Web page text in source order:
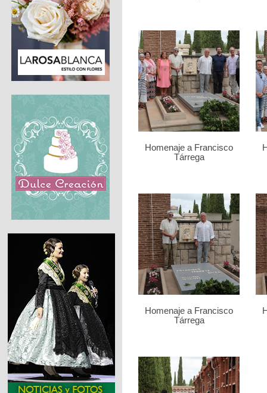
Homenaje a Francisco
Tárrega
Homenaje a Francisco
Tárrega